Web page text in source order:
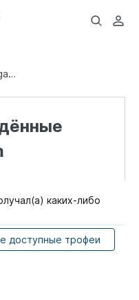
Трофеи, присуждённые shivayogaashram
каких-либо
доступные трофеи